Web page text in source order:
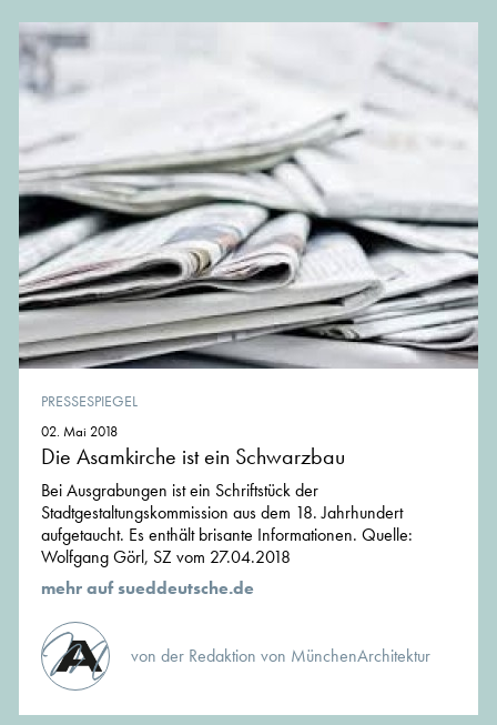
PRESSESPIEGEL
02. Mai 2018
Die Asamkirche ist ein Schwarzbau
Bei Ausgrabungen ist ein Schriftstück der
Stadtgestaltungskommission aus dem 18. Jahrhundert
aufgetaucht. Es enthält brisante Informationen. Quelle:
Wolfgang Görl, SZ vom 27.04.2018
mehr auf sueddeutsche.de
von der Redaktion von MünchenArchitektur